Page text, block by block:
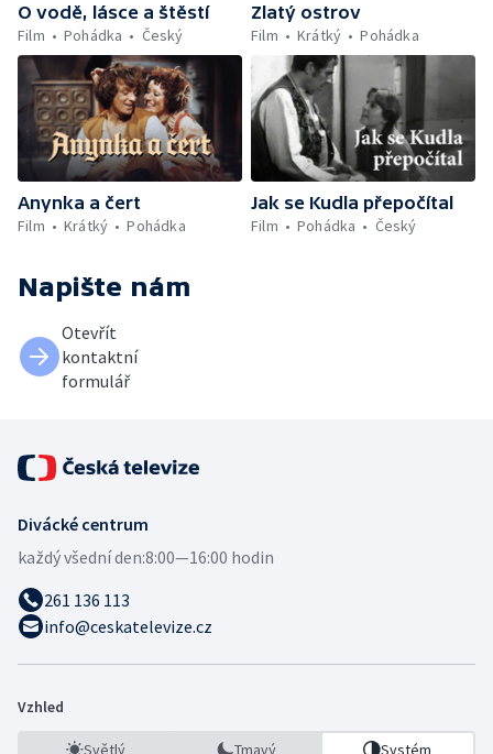
O vodě, lásce a štěstí
Film
Pohádka Český
Zlatý ostrov
Film
Krátký Pohádka
Anynka a čert
Film
Krátký Pohádka
Jak se Kudla přepočítal
Film
Pohádka Český
Napište nám
Otevřít
kontaktní
formulář
Divácké centrum
každý všední den:8:00—16:00 hodin
261 136 113
info@ceskatelevize.cz
Vzhled
Světlý Tmavý Systém